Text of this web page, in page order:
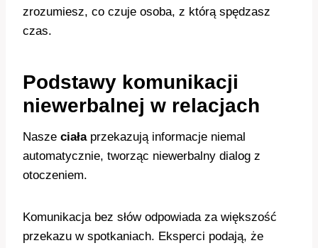
zrozumiesz, co czuje osoba, z którą spędzasz
czas.
Podstawy komunikacji
niewerbalnej w relacjach
Nasze ciałaprzekazują informacje niemal
automatycznie, tworząc niewerbalny dialog z
otoczeniem.
Komunikacja bez słów odpowiada za większość
przekazu w spotkaniach. Eksperci podają, że